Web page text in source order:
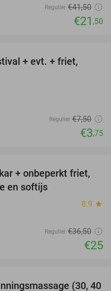
Regulier €41,50
€21 ,50
+ evt. + friet,
Regulier €7,50
€3,75
32%
+ onbeperkt friet,
en softijs
8.9 star
Regulier €36,50
€25
(30, 40